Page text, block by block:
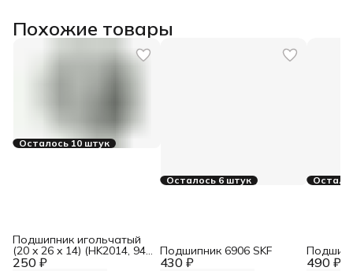
Похожие товары
Осталось 10 штук
250 ₽
Подшипник игольчатый
(20 x 26 x 14) (HK2014, 941
/ 20) CRAFT BEARINGS
Осталось 6 штук
430 ₽
Подшипник 6906 SKF
490 ₽